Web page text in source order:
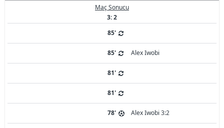
Maç Sonucu
3: 2
85'
85' Alex Iwobi
81'
81'
78' Alex Iwobi 3:2